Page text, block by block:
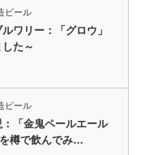
ビール
ワリー：「グロウ」
た～
ビール
：「金鬼ペールエール
樽で飲んでみ…